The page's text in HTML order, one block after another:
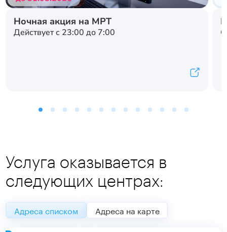
Ночная акция на МРТ
Действует с 23:00 до 7:00
Услуга оказывается в
следующих центрах:
Адреса списком Адреса на карте